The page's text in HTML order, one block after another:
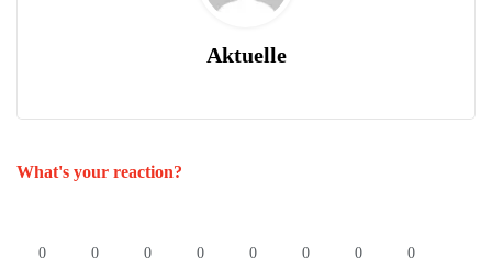
Aktuelle
What's your reaction?
0 0 0 0 0 0 0 0